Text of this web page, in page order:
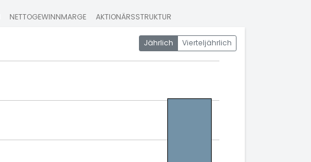
NETTOGEWINNMARGE AKTIONÄRSSTRUKTUR
Jährlich Vierteljährlich